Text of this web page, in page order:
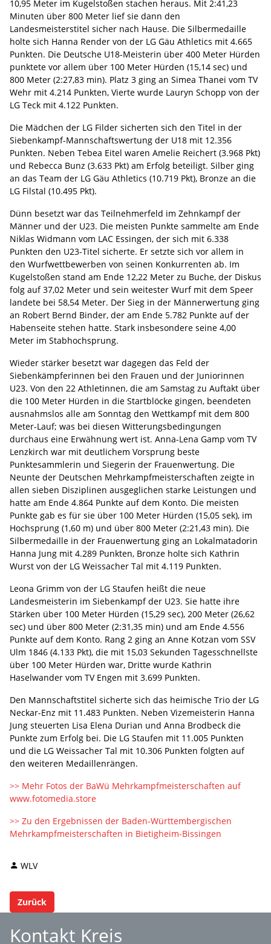
10,95 Meter im Kugelstoßen stachen heraus. Mit 2:41,23
Minuten über 800 Meter lief sie dann den
Landesmeisterstitel sicher nach Hause. Die Silbermedaille
holte sich Hanna Render von der LG Gäu Athletics mit 4.665
Punkten. Die Deutsche U18-Meisterin über 400 Meter Hürden
punktete vor allem über 100 Meter Hürden (15,14 sec) und
800 Meter (2:27,83 min). Platz 3 ging an Simea Thanei vom TV
Wehr mit 4.214 Punkten, Vierte wurde Lauryn Schopp von der
LG Teck mit 4.122 Punkten.
Die Mädchen der LG Filder sicherten sich den Titel in der
Siebenkampf-Mannschaftswertung der U18 mit 12.356
Punkten. Neben Tebea Eitel waren Amelie Reichert (3.968 Pkt)
und Rebecca Bunz (3.633 Pkt) am Erfolg beteiligt. Silber ging
an das Team der LG Gäu Athletics (10.719 Pkt), Bronze an die
LG Filstal (10.495 Pkt).
Dünn besetzt war das Teilnehmerfeld im Zehnkampf der
Männer und der U23. Die meisten Punkte sammelte am Ende
Niklas Widmann vom LAC Essingen, der sich mit 6.338
Punkten den U23-Titel sicherte. Er setzte sich vor allem in
den Wurfwettbewerben von seinen Konkurrenten ab. Im
Kugelstoßen stand am Ende 12,22 Meter zu Buche, der Diskus
folg auf 37,02 Meter und sein weitester Wurf mit dem Speer
landete bei 58,54 Meter. Der Sieg in der Männerwertung ging
an Robert Bernd Binder, der am Ende 5.782 Punkte auf der
Habenseite stehen hatte. Stark insbesondere seine 4,00
Meter im Stabhochsprung.
Wieder stärker besetzt war dagegen das Feld der
Siebenkämpferinnen bei den Frauen und der Juniorinnen
U23. Von den 22 Athletinnen, die am Samstag zu Auftakt über
die 100 Meter Hürden in die Startblöcke gingen, beendeten
ausnahmslos alle am Sonntag den Wettkampf mit dem 800
Meter-Lauf; was bei diesen Witterungsbedingungen
durchaus eine Erwähnung wert ist. Anna-Lena Gamp vom TV
Lenzkirch war mit deutlichem Vorsprung beste
Punktesammlerin und Siegerin der Frauenwertung. Die
Neunte der Deutschen Mehrkampfmeisterschaften zeigte in
allen sieben Disziplinen ausgeglichen starke Leistungen und
hatte am Ende 4.864 Punkte auf dem Konto. Die meisten
Punkte gab es für sie über 100 Meter Hürden (15,05 sek), im
Hochsprung (1,60 m) und über 800 Meter (2:21,43 min). Die
Silbermedaille in der Frauenwertung ging an Lokalmatadorin
Hanna Jung mit 4.289 Punkten, Bronze holte sich Kathrin
Wurst von der LG Weissacher Tal mit 4.119 Punkten.
Leona Grimm von der LG Staufen heißt die neue
Landesmeisterin im Siebenkampf der U23. Sie hatte ihre
Stärken über 100 Meter Hürden (15,29 sec), 200 Meter (26,62
sec) und über 800 Meter (2:31,35 min) und am Ende 4.556
Punkte auf dem Konto. Rang 2 ging an Anne Kotzan vom SSV
Ulm 1846 (4.133 Pkt), die mit 15,03 Sekunden Tagesschnellste
über 100 Meter Hürden war, Dritte wurde Kathrin
Haselwander vom TV Engen mit 3.699 Punkten.
Den Mannschaftstitel sicherte sich das heimische Trio der LG
Neckar-Enz mit 11.483 Punkten. Neben Vizemeisterin Hanna
Jung steuerten Lisa Elena Durian und Anna Brodbeck die
Punkte zum Erfolg bei. Die LG Staufen mit 11.005 Punkten
und die LG Weissacher Tal mit 10.306 Punkten folgten auf
den weiteren Medaillenrängen.
>> Mehr Fotos der BaWü Mehrkampfmeisterschaften auf
www.fotomedia.store
>> Zu den Ergebnissen der Baden-Württembergischen
Mehrkampfmeisterschaften in Bietigheim-Bissingen
WLV
Zurück
Kontakt Kreis